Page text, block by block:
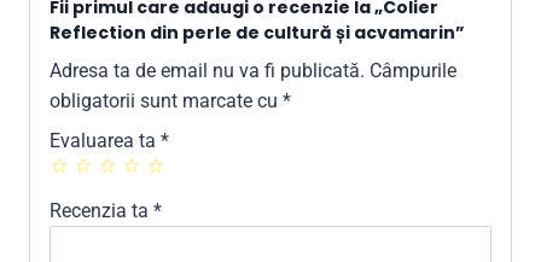
Fii primul care adaugi o recenzie la „Colier
Reflection din perle de cultură și acvamarin”
Adresa ta de email nu va fi publicată. Câmpurile
obligatorii sunt marcate cu *
Evaluarea ta *
Recenzia ta *